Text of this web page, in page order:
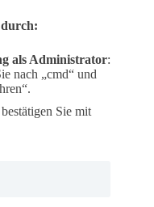
durch:
als Administrator:
nach „cmd“ und
Sie mit